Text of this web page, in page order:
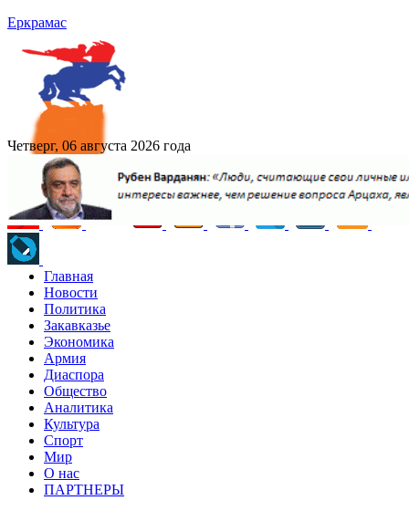
Еркрамас
Четверг, 06 августа 2026 года
Главная
Новости
Политика
Закавказье
Экономика
Армия
Диаспора
Общество
Аналитика
Культура
Спорт
Мир
О нас
ПАРТНЕРЫ